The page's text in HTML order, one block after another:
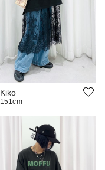
Kiko
151cm